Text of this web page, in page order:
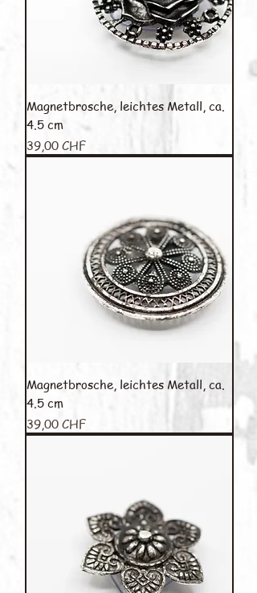
Magnetbrosche, leichtes Metall, ca.
4.5 cm
Preis
39,00 CHF
Magnetbrosche, leichtes Metall, ca.
4.5 cm
Preis
39,00 CHF